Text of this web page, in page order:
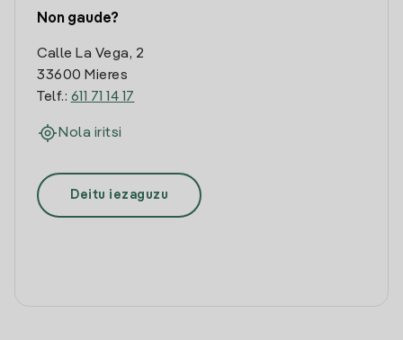
Non gaude?
Calle La Vega, 2
33600 Mieres
Telf.: 611 71 14 17
Nola iritsi
Deitu iezaguzu